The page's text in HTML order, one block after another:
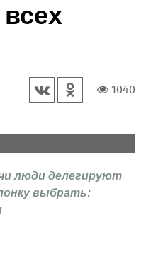
1040
люди делегируют
выбрать: